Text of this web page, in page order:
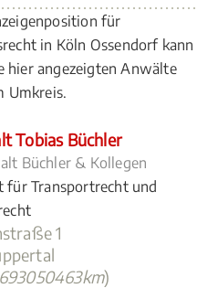
für
in Köln Ossendorf kann
hier angezeigten Anwälte
Umkreis.
Tobias Büchler
Büchler & Kollegen
für Transportrecht und
1
)